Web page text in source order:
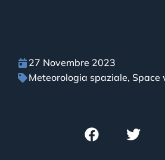
27 Novembre 2023
Meteorologia spaziale, Space